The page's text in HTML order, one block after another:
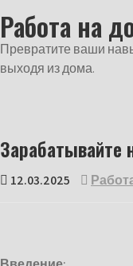
содержимому
Работа на
Превратите ваши
выходя из дома.
Зарабатывайте
12.03.2025